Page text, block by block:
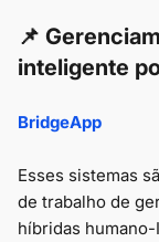
📌
inteligente
BridgeApp
Esses sistemas
de trabalho de
híbridas